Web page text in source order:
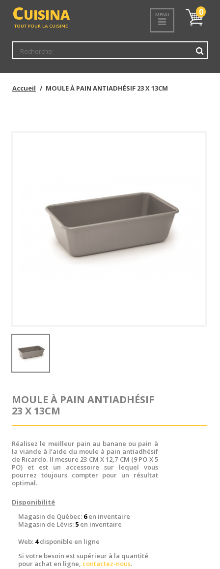
CUISINA
TOUT POUR LA CUISINE
MENU
Mon
panier
0
Accueil MOULE À PAIN ANTIADHÉSIF 23 X 13CM
MOULE À PAIN ANTIADHÉSIF
23 X 13CM
Réalisez le meilleur pain au banane ou pain à
la viande à l’aide du moule à pain antiadhésif
de Ricardo. Il mesure 23 CM X 12,7 CM (9 PO X 5
PO) et est un accessoire sur lequel vous
pourrez toujours compter pour un résultat
optimal.
Disponibilité
Magasin de Québec: 6en inventaire
Magasin de Lévis: 5 en inventaire
Web: 4disponible en ligne
Si votre besoin est supérieur à la quantité
pour achat en ligne, contactez-nous.